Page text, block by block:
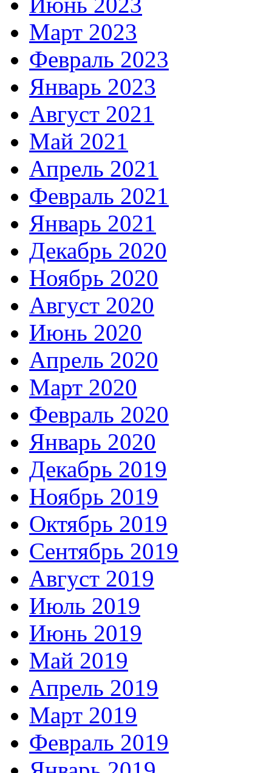
Март 2023
Февраль 2023
Январь 2023
Август 2021
Май 2021
Апрель 2021
Февраль 2021
Январь 2021
Декабрь 2020
Ноябрь 2020
Август 2020
Июнь 2020
Апрель 2020
Март 2020
Февраль 2020
Январь 2020
Декабрь 2019
Ноябрь 2019
Октябрь 2019
Сентябрь 2019
Август 2019
Июль 2019
Июнь 2019
Май 2019
Апрель 2019
Март 2019
Февраль 2019